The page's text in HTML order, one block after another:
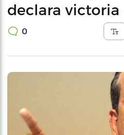
declara victoria
0